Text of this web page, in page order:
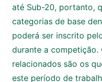
até Sub-20, portanto,
categorias de base
poderá ser inscrito
durante a competição.
relacionados são os
este período de